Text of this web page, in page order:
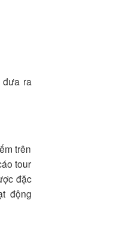
đưa ra
trên
tour
đặc
động